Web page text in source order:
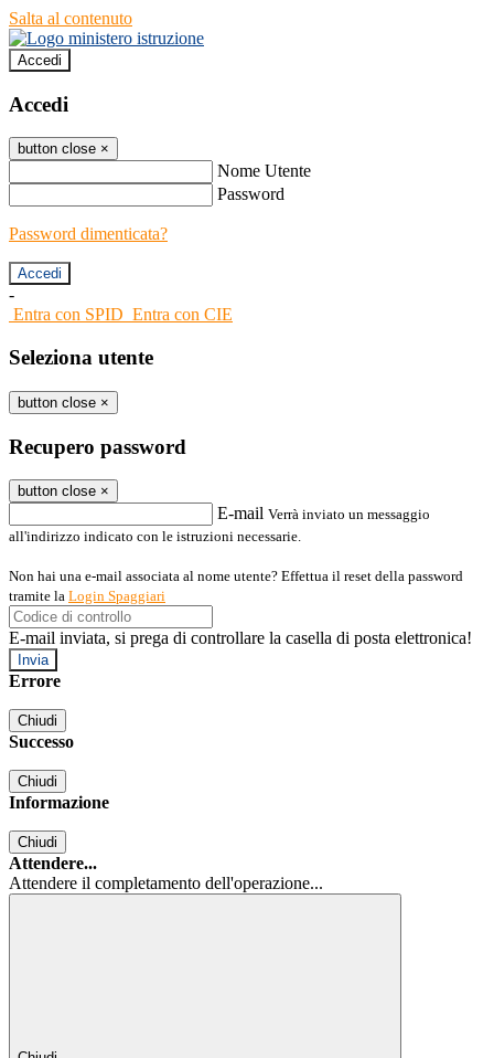
Salta al contenuto
Accedi
Accedi
button close ×
Nome Utente
Password
Password dimenticata?
-
Entra con SPID Entra con CIE
Seleziona utente
button close ×
Recupero password
button close ×
E-mail Verrà inviato un messaggio
all'indirizzo indicato con le istruzioni necessarie.
Non hai una e-mail associata al nome utente? Effettua il reset della password
tramite la Login Spaggiari
E-mail inviata, si prega di controllare la casella di posta elettronica!
Errore
Chiudi
Successo
Chiudi
Informazione
Chiudi
Attendere...
Attendere il completamento dell'operazione...